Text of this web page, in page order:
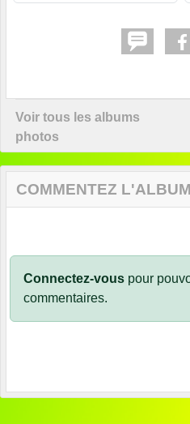
Voir tous les albums
photos
COMMENTEZ L'ALBUM
Connectez-vous pour
commentaires.